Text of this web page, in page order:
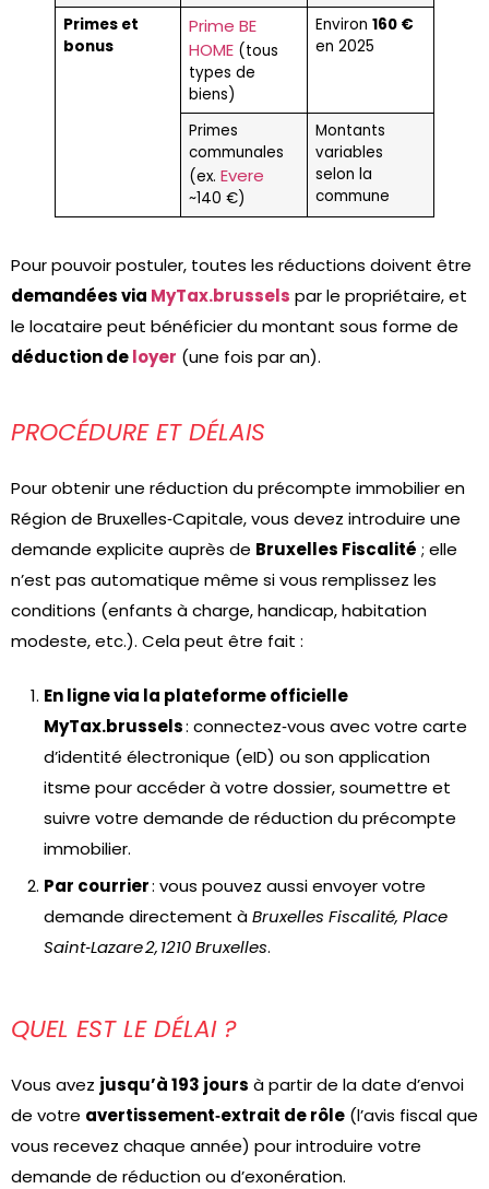
Primes et
bonus
Prime BE
HOME(tous
types de
biens)
Environ 160 €
en 2025
Primes
communales
(ex. Evere
~140 €)
Montants
variables
selon la
commune
Pour pouvoir postuler, toutes les réductions doivent être
demandées via MyTax.brussels par le propriétaire, et
le locataire peut bénéficier du montant sous forme de
déduction deloyer (une fois par an).
PROCÉDURE ET DÉLAIS
Pour obtenir une réduction du précompte immobilier en
Région de Bruxelles‑Capitale, vous devez introduire une
demande explicite auprès de Bruxelles Fiscalité ; elle
n’est pas automatique même si vous remplissez les
conditions (enfants à charge, handicap, habitation
modeste, etc.). Cela peut être fait :
En ligne via la plateforme officielle
MyTax.brussels: connectez‑vous avec votre carte
d’identité électronique (eID) ou son application
itsme pour accéder à votre dossier, soumettre et
suivre votre demande de réduction du précompte
immobilier.
Par courrier: vous pouvez aussi envoyer votre
demande directement àBruxelles Fiscalité, Place
Saint‑Lazare 2, 1210 Bruxelles.
QUEL EST LE DÉLAI ?
Vous avez jusqu’à 193 jours à partir de la date d’envoi
de votre avertissement‑extrait de rôle (l’avis fiscal que
vous recevez chaque année) pour introduire votre
demande de réduction ou d’exonération.